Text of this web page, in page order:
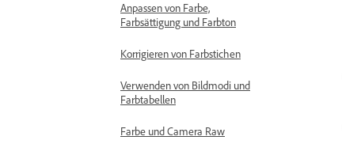
Anpassen von Farbe,
Farbsättigung und Farbton
Korrigieren von Farbstichen
Verwenden von Bildmodi und
Farbtabellen
Farbe und Camera Raw